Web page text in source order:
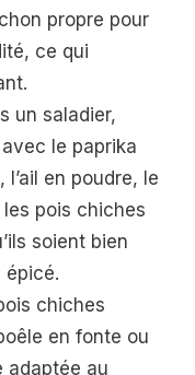
propre pour
ce qui
un saladier,
avec le paprika
en poudre, le
pois chiches
soient bien
épicé.
chiches
en fonte ou
adaptée au